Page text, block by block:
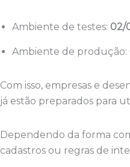
Ambiente de testes: 02/
Ambiente de produção:
Com isso, empresas e
já estão preparados para
Dependendo da forma
cadastros ou regras de